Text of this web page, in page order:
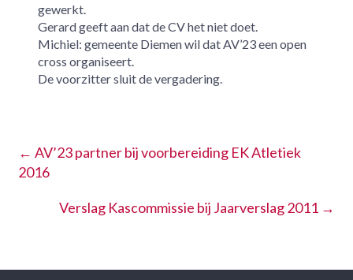
gewerkt.
Gerard geeft aan dat de CV het niet doet.
Michiel: gemeente Diemen wil dat AV’23 een open
cross organiseert.
De voorzitter sluit de vergadering.
← AV’23 partner bij voorbereiding EK Atletiek
2016
Verslag Kascommissie bij Jaarverslag 2011 →